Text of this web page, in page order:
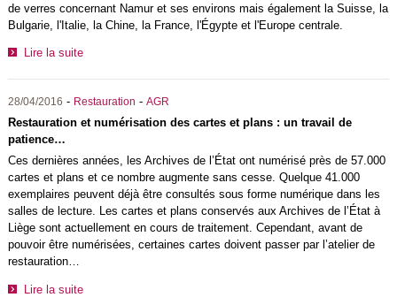
de verres concernant Namur et ses environs mais également la Suisse, la
Bulgarie, l'Italie, la Chine, la France, l'Égypte et l'Europe centrale.
Lire la suite
28/04/2016 - Restauration - AGR
Restauration et numérisation des cartes et plans : un travail de
patience…
Ces dernières années, les Archives de l’État ont numérisé près de 57.000
cartes et plans et ce nombre augmente sans cesse. Quelque 41.000
exemplaires peuvent déjà être consultés sous forme numérique dans les
salles de lecture. Les cartes et plans conservés aux Archives de l’État à
Liège sont actuellement en cours de traitement. Cependant, avant de
pouvoir être numérisées, certaines cartes doivent passer par l’atelier de
restauration…
Lire la suite